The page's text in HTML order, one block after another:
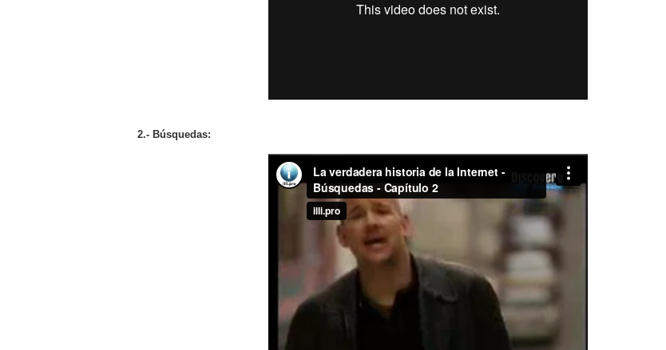
2.- Búsquedas: